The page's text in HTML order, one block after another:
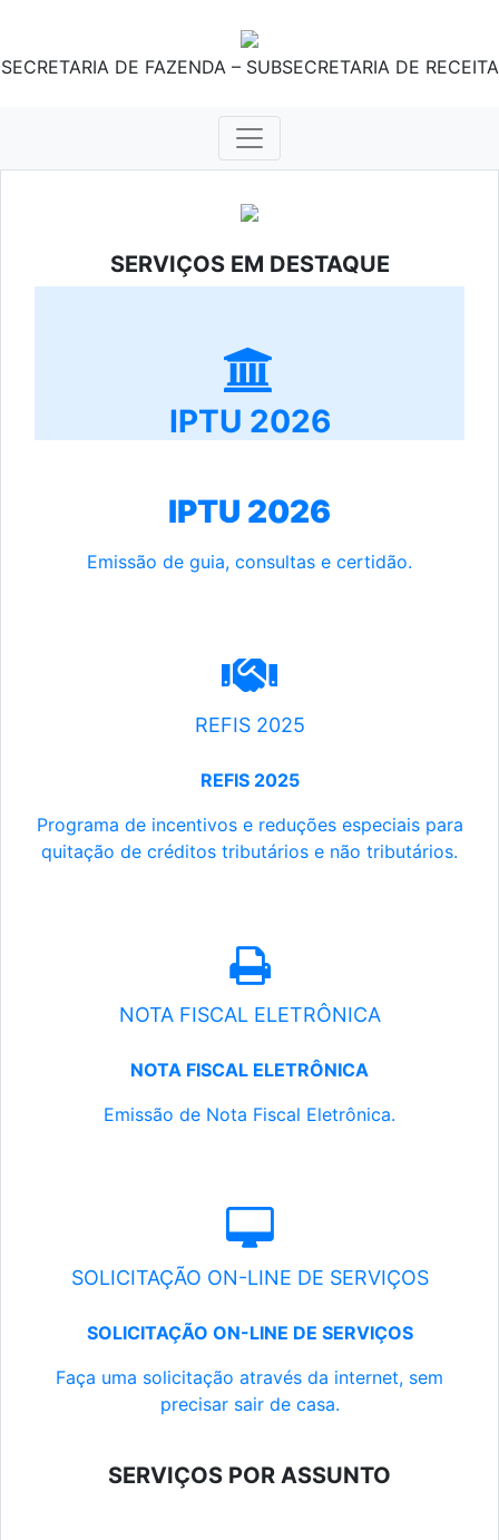
SECRETARIA DE FAZENDA – SUBSECRETARIA DE RECEITA
SERVIÇOS EM DESTAQUE
IPTU 2026
IPTU 2026
Emissão de guia, consultas e certidão.
REFIS 2025
REFIS 2025
Programa de incentivos e reduções especiais para
quitação de créditos tributários e não tributários.
NOTA FISCAL ELETRÔNICA
NOTA FISCAL ELETRÔNICA
Emissão de Nota Fiscal Eletrônica.
SOLICITAÇÃO ON-LINE DE SERVIÇOS
SOLICITAÇÃO ON-LINE DE SERVIÇOS
Faça uma solicitação através da internet, sem
precisar sair de casa.
SERVIÇOS POR ASSUNTO